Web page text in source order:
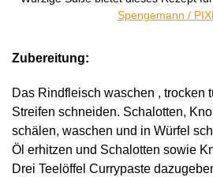
Spengemann /
Zubereitung:
Das Rindfleisch waschen , trocken
Streifen schneiden. Schalotten,
schälen, waschen und in Würfel
Öl erhitzen und Schalotten sowie
Drei Teelöffel Currypaste